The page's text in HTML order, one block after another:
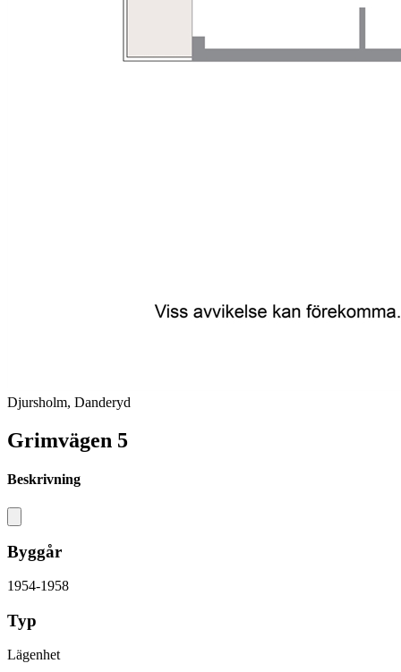
Djursholm, Danderyd
Grimvägen 5
Beskrivning
Byggår
1954-1958
Typ
Lägenhet